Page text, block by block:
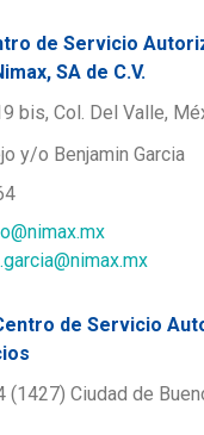
de Servicio
SA de C.V.
bis, Col. Del Valle,
y/o Benjamin Garcia
de Servicio
(1427) Ciudad de